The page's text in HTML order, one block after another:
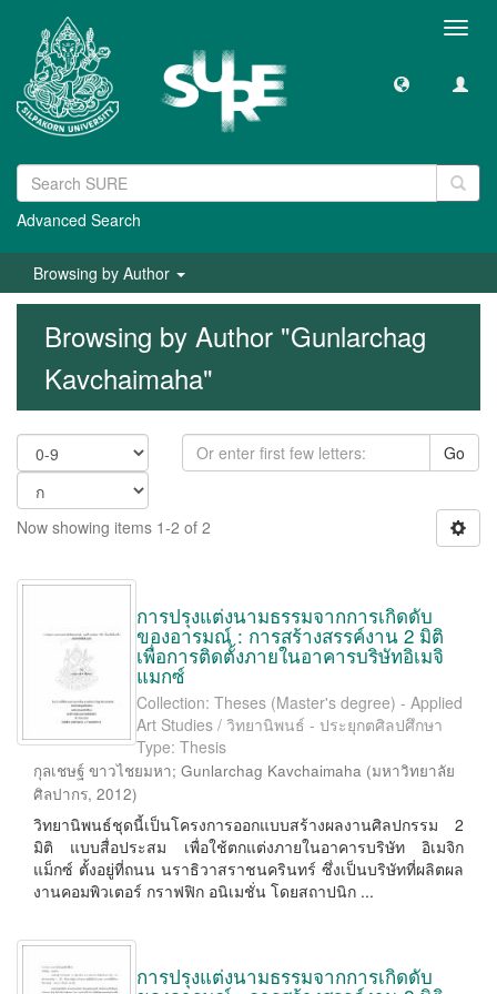
Advanced Search
Browsing by Author
Browsing by Author "Gunlarchag
Kavchaimaha"
Go
Now showing items 1-2 of 2
การปรุงแต่งนามธรรมจากการเกิดดับ
ของอารมณ์ : การสร้างสรรค์งาน 2 มิติ
เพื่อการติดตั้งภายในอาคารบริษัทอิเมจิ
แมกซ์
Collection: Theses (Master's degree) - Applied
Art Studies / วิทยานิพนธ์ - ประยุกตศิลปศึกษา
Type: Thesis
กุลเชษฐ์ ขาวไชยมหา; Gunlarchag Kavchaimaha (มหาวิทยาลัย
ศิลปากร, 2012)
วิทยานิพนธ์ชุดนี้เป็นโครงการออกแบบสร้างผลงานศิลปกรรม 2
มิติ แบบสื่อประสม เพื่อใช้ตกแต่งภายในอาคารบริษัท อิเมจิก
แม็กซ์ ตั้งอยู่ที่ถนน นราธิวาสราชนครินทร์ ซึ่งเป็นบริษัทที่ผลิตผล
งานคอมพิวเตอร์ กราฟฟิก อนิเมชั่น โดยสถาปนิก ...
การปรุงแต่งนามธรรมจากการเกิดดับ